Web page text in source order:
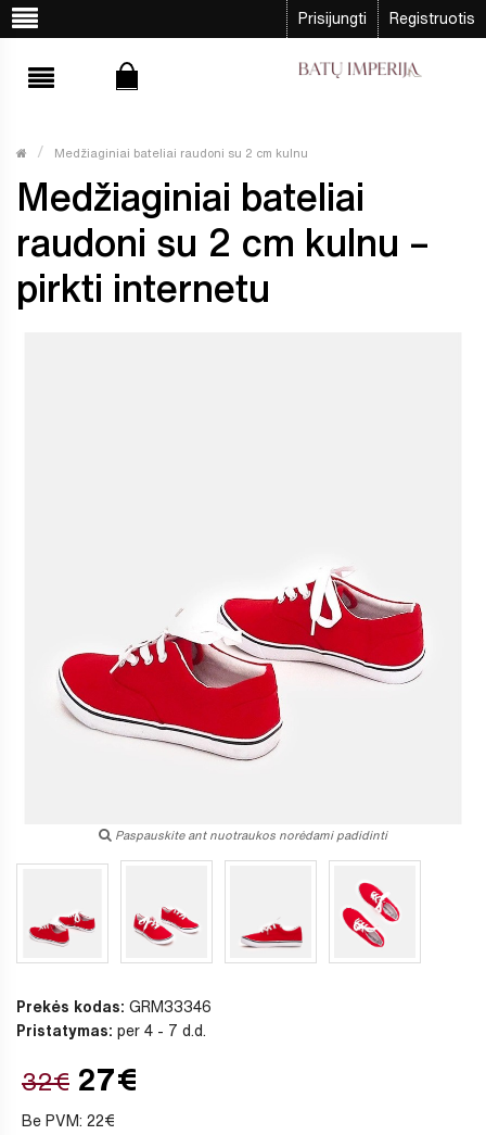
Prisijungti Registruotis
Medžiaginiai bateliai raudoni su 2 cm kulnu
Medžiaginiai bateliai
raudoni su 2 cm kulnu –
pirkti internetu
Paspauskite ant nuotraukos norėdami padidinti
Prekės kodas: GRM33346
Pristatymas: per 4 - 7 d.d.
32€ 27€
Be PVM: 22€